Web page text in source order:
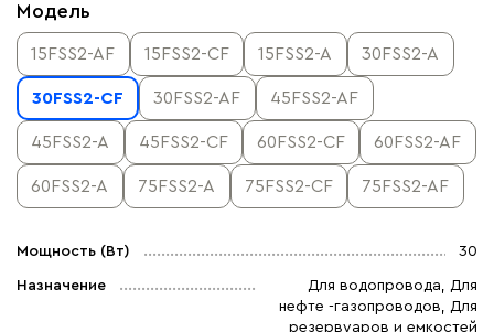
Модель
15FSS2-AF 15FSS2-CF 15FSS2-A 30FSS2-A
30FSS2-CF 30FSS2-AF 45FSS2-AF
45FSS2-A 45FSS2-CF 60FSS2-CF 60FSS2-AF
60FSS2-A 75FSS2-A 75FSS2-CF 75FSS2-AF
Мощность (Вт) 30
Назначение
Для водопровода, Для
нефте -газопроводов, Для
резервуаров и емкостей